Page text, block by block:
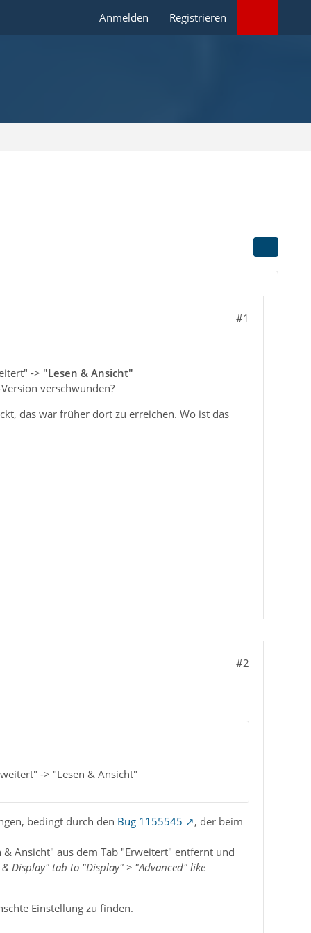
Anmelden Registrieren
#1
-> "Lesen & Ansicht"
verschwunden?
das war früher dort zu erreichen. Wo ist das
#2
-> "Lesen & Ansicht"
bedingt durch den Bug 1155545 , der beim
Ansicht" aus dem Tab "Erweitert" entfernt und
Display" tab to "Display" > "Advanced" like
Einstellung zu finden.